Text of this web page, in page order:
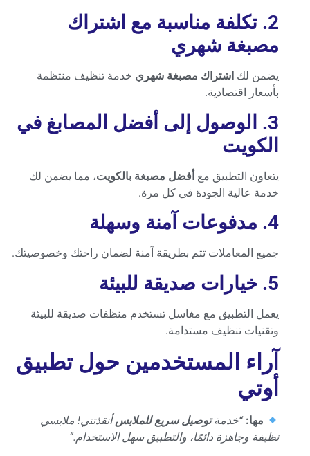
2. تكلفة مناسبة مع اشتراك
مصبغة شهري
يضمن لك اشتراك مصبغة شهري خدمة تنظيف منتظمة
بأسعار اقتصادية.
3. الوصول إلى أفضل المصابغ في
الكويت
يتعاون التطبيق مع أفضل مصبغة بالكويت، مما يضمن لك
خدمة عالية الجودة في كل مرة.
4. مدفوعات آمنة وسهلة
جميع المعاملات تتم بطريقة آمنة لضمان راحتك وخصوصيتك.
5. خيارات صديقة للبيئة
يعمل التطبيق مع مغاسل تستخدم منظفات صديقة للبيئة
وتقنيات تنظيف مستدامة.
آراء المستخدمين حول تطبيق
أوتي
مها:
“خدمةتوصيل سريع للملابسأنقذتني! ملابسي
نظيفة وجاهزة دائمًا، والتطبيق سهل الاستخدام.”